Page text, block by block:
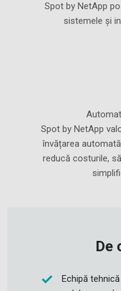
Spot by NetApp
sistemele și
Spot by NetApp
învățarea
reducă costurile,
De
Echipă